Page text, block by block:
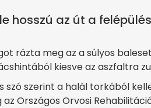
hosszú az út a
rázta meg az a súlyos
kiesve az aszfaltra
szerint a halál torkából
Országos Orvosi